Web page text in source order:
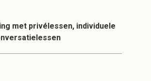
met privélessen, individuele